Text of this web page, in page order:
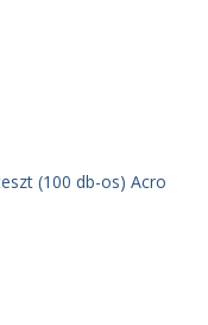
(100 db-os) Acro